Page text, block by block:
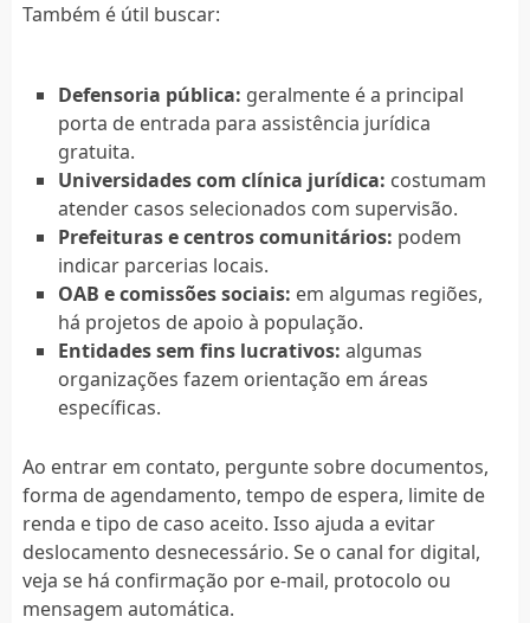
Também é útil buscar:
Defensoria pública: geralmente é a principal
porta de entrada para assistência jurídica
gratuita.
Universidades com clínica jurídica: costumam
atender casos selecionados com supervisão.
Prefeituras e centros comunitários: podem
indicar parcerias locais.
OAB e comissões sociais: em algumas regiões,
há projetos de apoio à população.
Entidades sem fins lucrativos: algumas
organizações fazem orientação em áreas
específicas.
Ao entrar em contato, pergunte sobre documentos,
forma de agendamento, tempo de espera, limite de
renda e tipo de caso aceito. Isso ajuda a evitar
deslocamento desnecessário. Se o canal for digital,
veja se há confirmação por e-mail, protocolo ou
mensagem automática.